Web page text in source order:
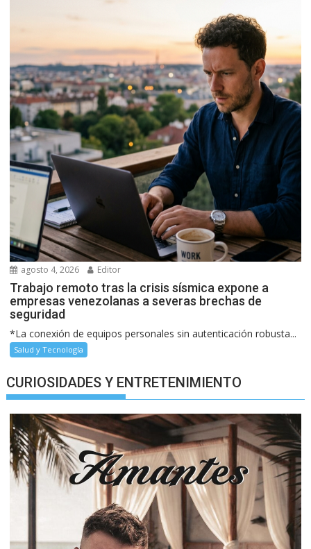
agosto 4, 2026 Editor
Trabajo remoto tras la crisis sísmica expone a
empresas venezolanas a severas brechas de
seguridad
*La conexión de equipos personales sin autenticación robusta...
Salud y Tecnología
CURIOSIDADES Y ENTRETENIMIENTO